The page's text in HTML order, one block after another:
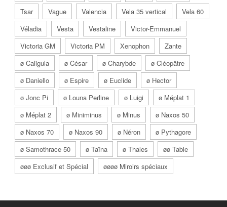
Tsar
Vague Valencia Vela 35 vertical
Vela 60
Véladia
Vesta Vestaline
Victor-Emmanuel
Victoria GM
Victoria PM Xenophon
Zante
ø Caligula
ø César ø Charybde
ø Cléopâtre
ø Daniello
ø Espire ø Euclide
ø Hector
ø Jonc Pi
ø Louna Perline ø Luigi
ø Méplat 1
ø Méplat 2
ø Miniminus ø Minus
ø Naxos 50
ø Naxos 70
ø Naxos 90 ø Néron
ø Pythagore
ø Samothrace 50
ø Taïna ø Thales
øø Table
øøø Exclusif et Spécial
øøøø Miroirs spéciaux